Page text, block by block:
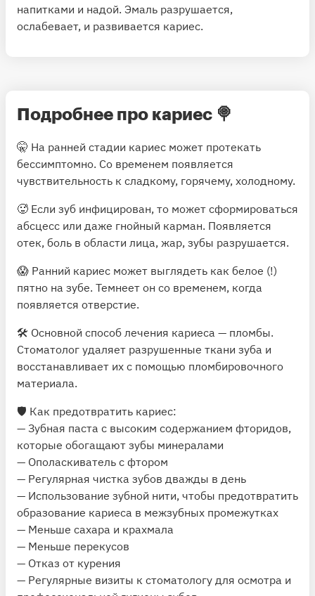
напитками и надой. Эмаль разрушается,
ослабевает, и развивается кариес.
Подробнее про кариес 🍭
🤫 На ранней стадии кариес может протекать
бессимптомно. Со временем появляется
чувствительность к сладкому, горячему, холодному.
🥵 Если зуб инфицирован, то может сформироваться
абсцесс или даже гнойный карман. Появляется
отек, боль в области лица, жар, зубы разрушается.
😱 Ранний кариес может выглядеть как белое (!)
пятно на зубе. Темнеет он со временем, когда
появляется отверстие.
🛠 Основной способ лечения кариеса — пломбы.
Стоматолог удаляет разрушенные ткани зуба и
восстанавливает их с помощью пломбировочного
материала.
🛡 Как предотвратить кариес:
— Зубная паста с высоким содержанием фторидов,
которые обогащают зубы минералами
— Ополаскиватель с фтором
— Регулярная чистка зубов дважды в день
— Использование зубной нити, чтобы предотвратить
образование кариеса в межзубных промежутках
— Меньше сахара и крахмала
— Меньше перекусов
— Отказ от курения
— Регулярные визиты к стоматологу для осмотра и